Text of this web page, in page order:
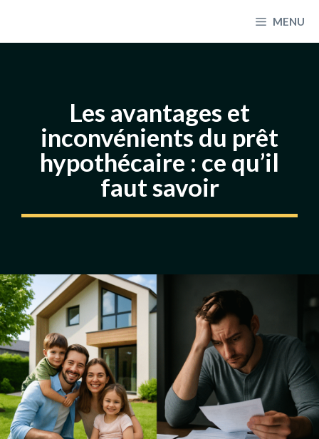
MENU
Les avantages et
inconvénients du prêt
hypothécaire : ce qu’il
faut savoir